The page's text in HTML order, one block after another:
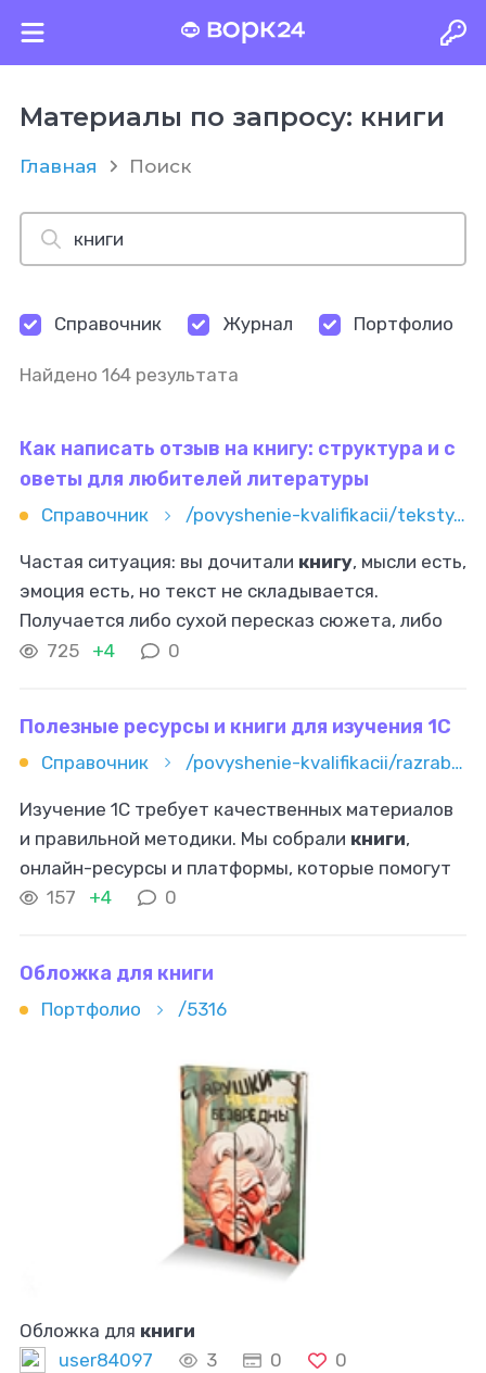
Материалы по запросу: книги
Главная Поиск
Справочник Журнал Портфолио
Найдено 164 результата
Как написать отзыв на книгу: структура и с
оветы для любителей литературы
Справочник /povyshenie-kvalifikacii/teksty/otzyvy/kak-napisat-otzyv-na-knigu-struktura-i-sovety-dlya-lyubiteley-li
Частая ситуация: вы дочитали книгу, мысли есть,
эмоция есть, но текст не складывается.
Получается либо сухой пересказ сюжета, либо
шаблон из серии «понравилось — не
725 +4 0
Полезные ресурсы и книги для изучения 1С
Справочник /povyshenie-kvalifikacii/razrabotka-i-it/1s/poleznye-resursy-i-knigi-dlya-izucheniya-1s
Изучение 1С требует качественных материалов
и правильной методики. Мы собрали книги,
онлайн-ресурсы и платформы, которые помогут
освоить функционал, программирование и
157 +4 0
Обложка для книги
Портфолио /5316
Обложка для книги
user84097
3 0 0